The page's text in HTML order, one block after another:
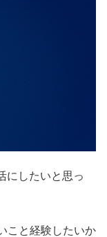
にしたいと思っ
こと経験したいか